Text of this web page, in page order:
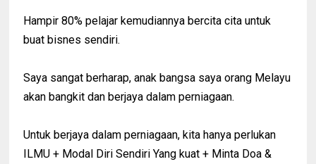
Hampir 80% pelajar kemudiannya bercita cita untuk
buat bisnes sendiri.
Saya sangat berharap, anak bangsa saya orang Melayu
akan bangkit dan berjaya dalam perniagaan.
Untuk berjaya dalam perniagaan, kita hanya perlukan
ILMU + Modal Diri Sendiri Yang kuat + Minta Doa &